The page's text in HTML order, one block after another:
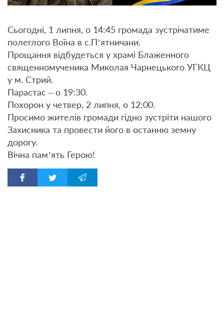
Сьогодні, 1 липня, о 14:45 громада зустрічатиме
полеглого Воїна в с.П’ятничани.
Прощання відбудеться у храмі Блаженного
священномученика Миколая Чарнецького УГКЦ
у м. Стрий.
Парастас – о 19:30.
Похорон у четвер, 2 липня, о 12:00.
Просимо жителів громади гідно зустріти нашого
Захисника та провести його в останню земну
дорогу.
Вічна пам’ять Герою!